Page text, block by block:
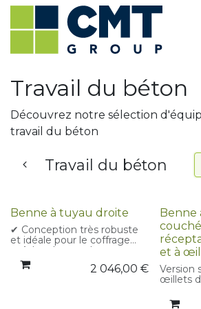
Se rendre au contenu
Travail du béton
Découvrez notre sélection
travail du béton
Travail du béton
Benne à tuyau droite
✔ Conception très robuste
et idéale pour le coffrage
✔ Adaptée pour le transport
du béton même liquide
✔ Version standard avec
2 046,00 €
Benne
et à
Version
œillets
✔une